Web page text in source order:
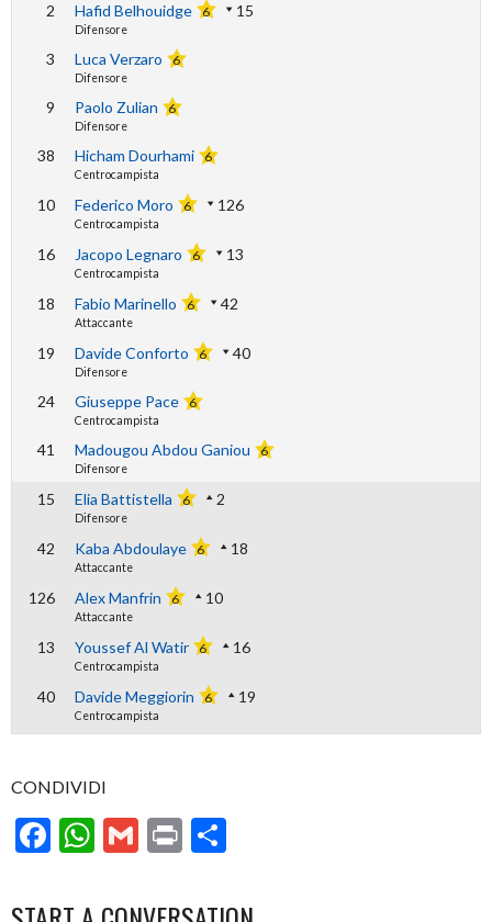
2 Hafid Belhouidge 6 15
Difensore
3 Luca Verzaro 6
Difensore
9 Paolo Zulian 6
Difensore
38 Hicham Dourhami 6
Centrocampista
10 Federico Moro 6 126
Centrocampista
16 Jacopo Legnaro 6 13
Centrocampista
18 Fabio Marinello 6 42
Attaccante
19 Davide Conforto 6 40
Difensore
24 Giuseppe Pace 6
Centrocampista
41 Madougou Abdou Ganiou 6
Difensore
15 Elia Battistella 6 2
Difensore
42 Kaba Abdoulaye 6 18
Attaccante
126 Alex Manfrin 6 10
Attaccante
13 Youssef Al Watir 6 16
Centrocampista
40 Davide Meggiorin 6 19
Centrocampista
CONDIVIDI
Facebook
WhatsApp
Gmail
Print